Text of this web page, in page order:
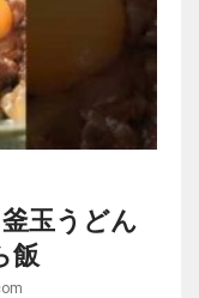
玉うどん
飯